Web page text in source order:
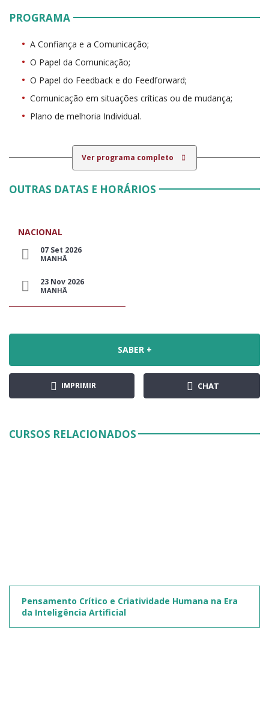
PROGRAMA
A Confiança e a Comunicação;
O Papel da Comunicação;
O Papel do Feedback e do Feedforward;
Comunicação em situações críticas ou de mudança;
Plano de melhoria Individual.
Ver programa completo
OUTRAS DATAS E HORÁRIOS
NACIONAL
07 Set 2026
MANHÃ
23 Nov 2026
MANHÃ
SABER +
IMPRIMIR CHAT
CURSOS RELACIONADOS
Pensamento Crítico e Criatividade Humana na Era
da Inteligência Artificial